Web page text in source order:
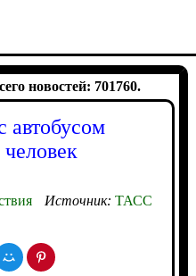
новостей: 701760.
Источник: ТАСС